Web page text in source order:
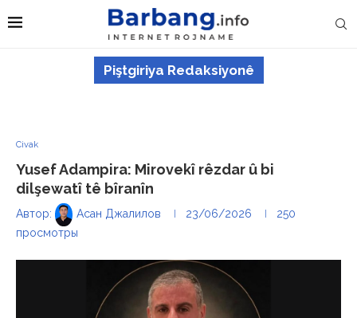
Piştgiriya Redaksiyonê
Civak
Yusef Adampira: Mirovekî rêzdar û bi
dilşewatî tê bîranîn
Автор: Асан Джалилов 23/06/2026
250
просмотры